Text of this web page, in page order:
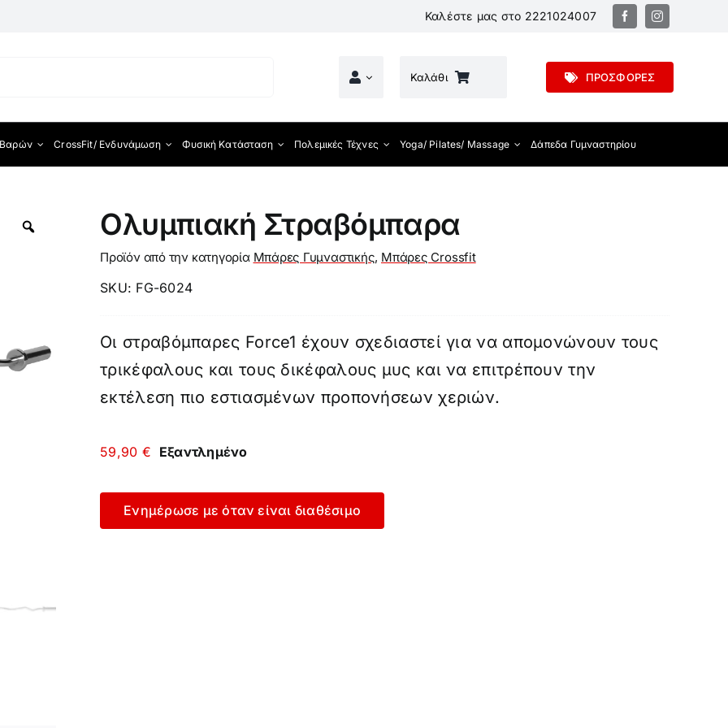
Καλέστε μας στο 2221024007
Καλάθι ΠΡΟΣΦΟΡΕΣ
CrossFit/ Ενδυνάμωση Φυσική Κατάσταση Πολεμικές Τέχνες Yoga/ Pilates/ Massage Δάπεδα Γυμναστηρίου
Ολυμπιακή Στραβόμπαρα
Προϊόν από την κατηγορία Μπάρες Γυμναστικής, Μπάρες Crossfit
SKU: FG-6024
Οι στραβόμπαρες Force1 έχουν σχεδιαστεί για να απομονώνουν τους
τρικέφαλους και τους δικέφαλους μυς και να επιτρέπουν την
εκτέλεση πιο εστιασμένων προπονήσεων χεριών.
59,90 € Εξαντλημένο
Ενημέρωσε με όταν είναι διαθέσιμο